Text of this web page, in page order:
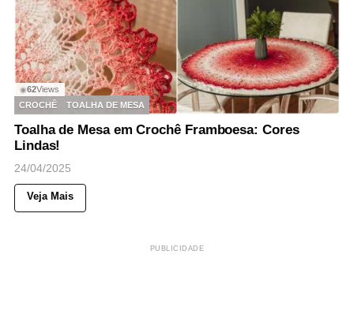
◉62Views
CROCHÊ
TOALHA DE MESA
Toalha de Mesa em Crochê Framboesa: Cores
Lindas!
24/04/2025
Veja Mais
PUBLICIDADE